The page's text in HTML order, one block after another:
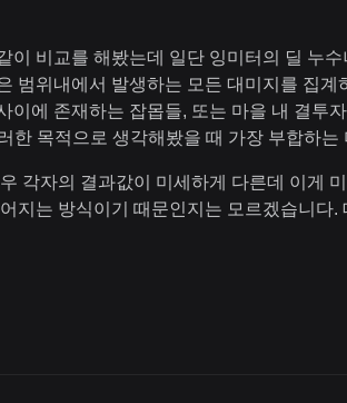
비교를 해봤는데 일단 잉미터의 딜 누
범위내에서 발생하는 모든 대미지를 집
에 존재하는 잡몹들, 또는 마을 내 결투
한 목적으로 생각해봤을 때 가장 부합하
각자의 결과값이 미세하게 다른데 이게
지는 방식이기 때문인지는 모르겠습니